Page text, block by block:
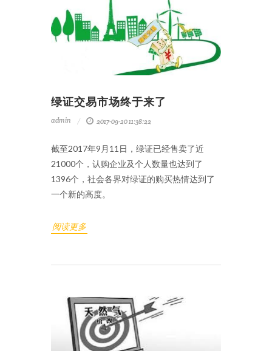
绿证交易市场终于来了
admin 2017-09-20 11:38:22
截至2017年9月11日，绿证已经售卖了近
21000个，认购企业及个人数量也达到了
1396个，社会各界对绿证的购买热情达到了
一个新的高度。
阅读更多